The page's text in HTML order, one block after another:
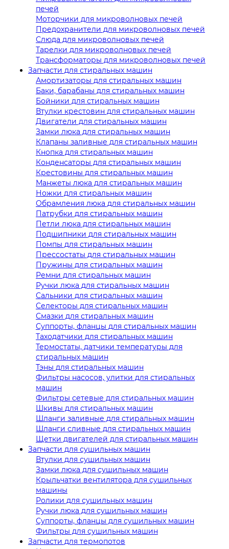
печей
Моторчики для микроволновых печей
Предохранители для микроволновых печей
Слюда для микроволновых печей
Тарелки для микроволновых печей
Трансформаторы для микроволновых печей
Запчасти для стиральных машин
Амортизаторы для стиральных машин
Баки, барабаны для стиральных машин
Бойники для стиральных машин
Втулки крестовин для стиральных машин
Двигатели для стиральных машин
Замки люка для стиральных машин
Клапаны заливные для стиральных машин
Кнопка для стиральных машин
Конденсаторы для стиральных машин
Крестовины для стиральных машин
Манжеты люка для стиральных машин
Ножки для стиральных машин
Обрамления люка для стиральных машин
Патрубки для стиральных машин
Петли люка для стиральных машин
Подшипники для стиральных машин
Помпы для стиральных машин
Прессостаты для стиральных машин
Пружины для стиральных машин
Ремни для стиральных машин
Ручки люка для стиральных машин
Сальники для стиральных машин
Селекторы для стиральных машин
Смазки для стиральных машин
Суппорты, фланцы для стиральных машин
Таходатчики для стиральных машин
Термостаты, датчики температуры для
стиральных машин
Тэны для стиральных машин
Фильтры насосов, улитки для стиральных
машин
Фильтры сетевые для стиральных машин
Шкивы для стиральных машин
Шланги заливные для стиральных машин
Шланги сливные для стиральных машин
Щетки двигателей для стиральных машин
Запчасти для сушильных машин
Втулки для сушильных машин
Замки люка для сушильных машин
Крыльчатки вентилятора для сушильных
машины
Ролики для сушильных машин
Ручки люка для сушильных машин
Суппорты, фланцы для сушильных машин
Фильтры для сушильных машин
Запчасти для термопотов